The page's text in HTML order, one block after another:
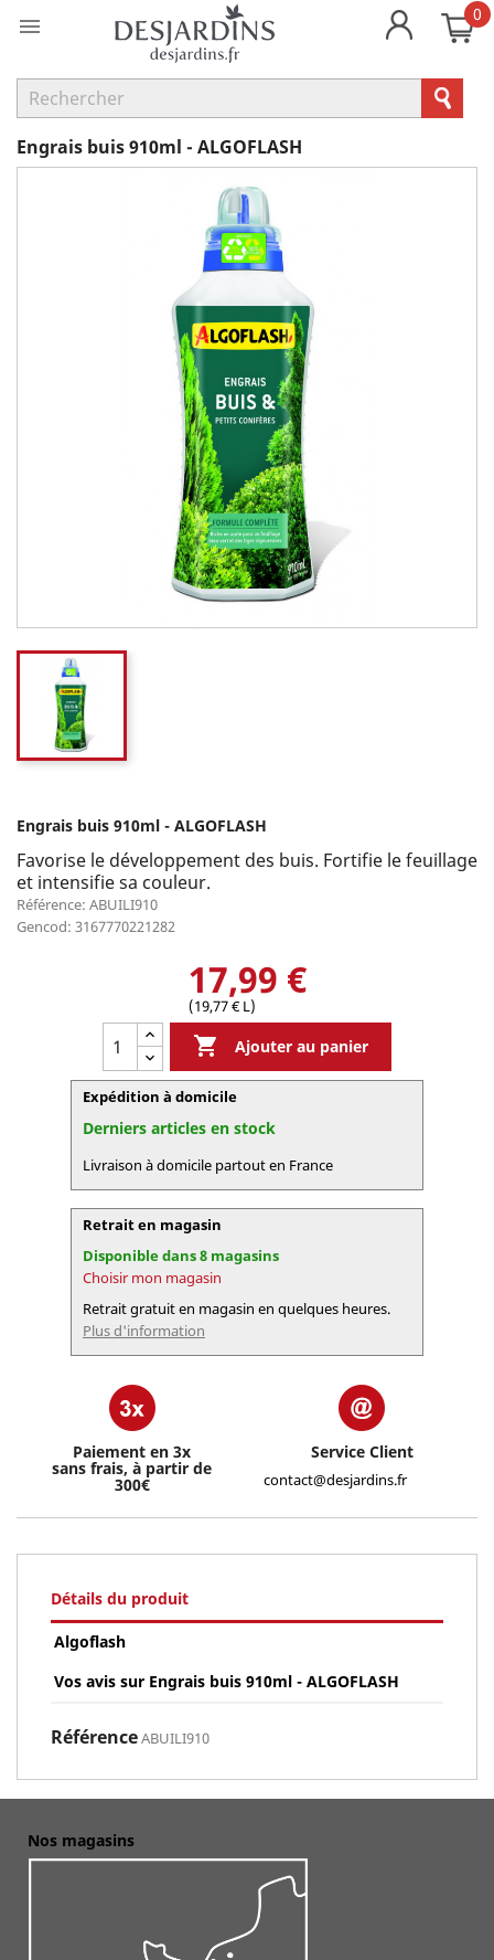
 0
Engrais buis 910ml - ALGOFLASH
Engrais buis 910ml - ALGOFLASH
Favorise le développement des buis. Fortifie le feuillage
et intensifie sa couleur.
Référence: ABUILI910
Gencod: 3167770221282
17,99 €
(19,77 € L)
 Ajouter au panier
Expédition à domicile
Derniers articles en stock
Livraison à domicile partout en France
Retrait en magasin
Disponible dans 8 magasins
Choisir mon magasin
Retrait gratuit en magasin en quelques heures.
Plus d'information
Paiement en 3x
sans frais, à partir de
300€
Service Client
contact@desjardins.fr
Détails du produit
Algoflash
Vos avis sur Engrais buis 910ml - ALGOFLASH
RéférenceABUILI910
Nos magasins